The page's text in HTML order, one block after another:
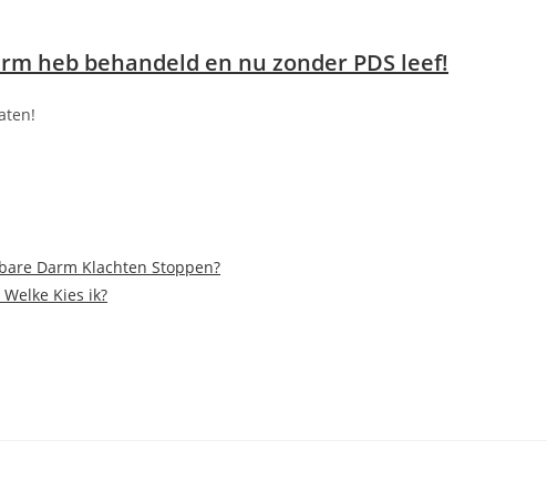
heb behandeld en nu zonder PDS leef!
Darm Klachten Stoppen?
Kies ik?